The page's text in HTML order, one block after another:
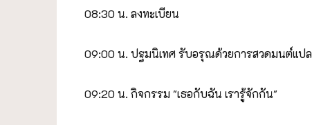
08:30 น. ลงทะเบียน
09:00 น. ปฐมนิเทศ รับอรุณด้วยการสวดมนต์แปล
09:20 น. กิจกรรม "เธอกับฉัน เรารู้จักกัน"